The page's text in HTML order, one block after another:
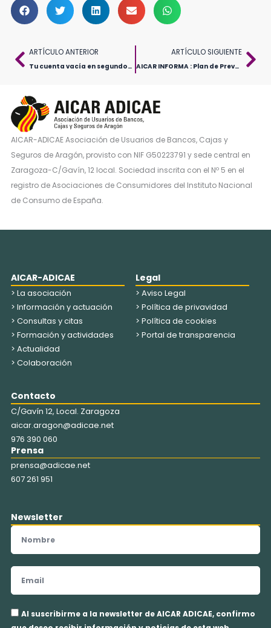
AntARTÍCULO ANTERIOR
Tu cuenta vacía en segundos: La estafa del «SMISHING»
ARTÍCULO SIGUIENTE
AICAR INFORMA : Plan de Prevención en Aragón frente a las Altas Temperaturas.
AICAR-ADICAE Asociación de Usuarios de Bancos, Cajas y
Seguros de Aragón, provisto con NIF G50223791 y sede central en
Zaragoza-C/Gavín, 12 local. Sociedad inscrita con el Nº 5 en el
registro de Asociaciones de Consumidores del Instituto Nacional
de Consumo de España.
AICAR-ADICAE
> La asociación
> Información y actuación
> Consultas y citas
> Formación y actividades
> Actualidad
> Colaboración
Legal
> Aviso Legal
> Política de privavidad
> Política de cookies
> Portal de transparencia
Contacto
C/Gavín 12, Local. Zaragoza
aicar.aragon@adicae.net
976 390 060
Prensa
prensa@adicae.net
607 261 951
Newsletter
Nombre
Email
Aceptación
Al suscribirme a la newsletter de AICAR ADICAE, confirmo